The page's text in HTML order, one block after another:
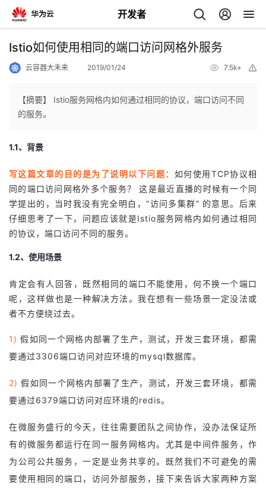
开发者
返
个
人
主
页
我
的
开
发
者
我
的
客
我
论
坛
的
圈
子
我
的
直
我
的
我
Istio如何使用相同的端口访问网格外服务
云容器大未来 2019/01/24 7.5k+
【摘要】 Istio服务网格内如何通过相同的协议，端口访问不同
的服务。
1.1、背景
写这篇文章的目的是为了说明以下问题： 如何使用TCP协议相
同的端口访问网格外多个服务？ 这是最近直播的时候有一个同
学提出的，当时我没有完全明白，“访问多集群” 的意思。后来
仔细思考了一下，问题应该就是Istio服务网格内如何通过相同
的协议，端口访问不同的服务。
1.2、使用场景
肯定会有人回答，既然相同的端口不能使用，何不换一个端口
呢，这样做也是一种解决方法。我在想有一些场景一定没法或
者不方便绕过去。
1)假如同一个网格内部署了生产，测试，开发三套环境，都需
要通过3306端口访问对应环境的mysql数据库。
2)假如同一个网格内部署了生产，测试，开发三套环境，都需
要通过6379端口访问对应环境的redis。
在微服务盛行的今天，往往需要团队之间协作，没办法保证所
有的微服务都运行在同一服务网格内。尤其是中间件服务，作
为公司公共服务，一定是业务共享的。既然我们不可避免的需
要使用相同的端口，访问外部服务，接下来告诉大家两种方案